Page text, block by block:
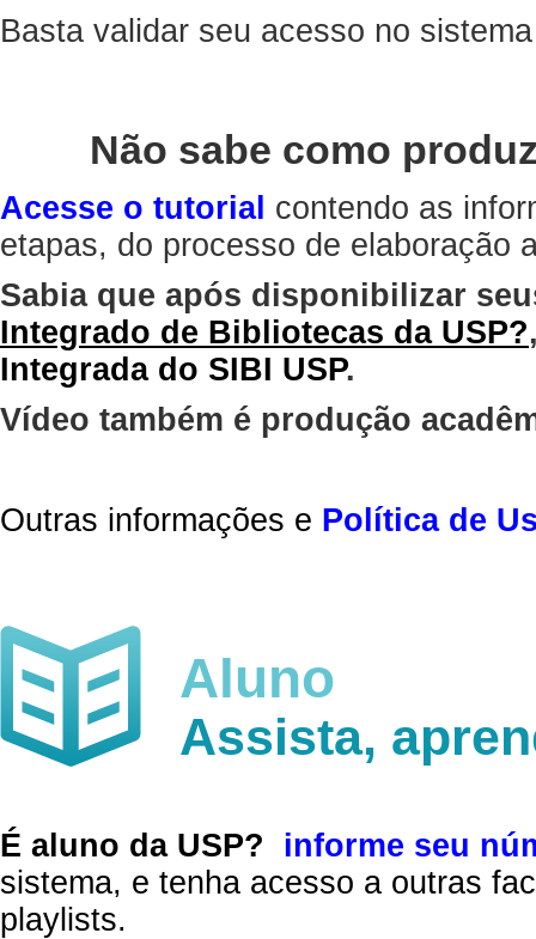
Basta validar seu acesso no
Não sabe como
Acesse o tutorial contendo as
etapas, do processo de elaboração
Sabia que após disponibilizar
Integrado de Bibliotecas da USP?
Integrada do SIBI USP.
Vídeo também é produção
Outras informações e Política de
Aluno
Assista,
É aluno da USP?
informe seu
sistema, e tenha acesso a outras
playlists.